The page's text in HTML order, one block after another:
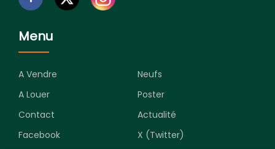
Menu
A Vendre
Neufs
A Louer
Poster
Contact
Actualité
Facebook
X (Twitter)